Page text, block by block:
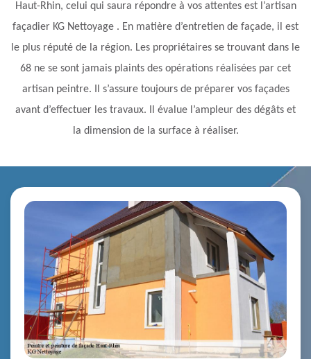
Haut-Rhin, celui qui saura répondre à vos attentes est l’artisan
façadier KG Nettoyage . En matière d’entretien de façade, il est
le plus réputé de la région. Les propriétaires se trouvant dans le
68 ne se sont jamais plaints des opérations réalisées par cet
artisan peintre. Il s’assure toujours de préparer vos façades
avant d’effectuer les travaux. Il évalue l’ampleur des dégâts et
la dimension de la surface à réaliser.